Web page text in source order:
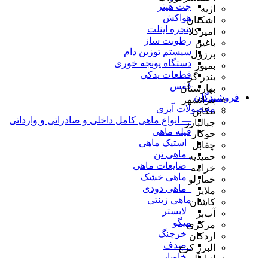
جت هیتر
هواکش
پنجره اینلت
رطوبت ساز
سیستم توزین دام
دستگاه یونجه خوری
قطعات یدکی
قفس
فروشندگان
محصولات آبزی
— انواع ماهی کامل داخلی و صادراتی و وارداتی
فیله ماهی
_استیک ماهی
_ماهی تن
_ضایعات ماهی
_ماهی خشک
_ماهی دودی
ماهی زینتی
_لابستر
میگو
_خرچنگ
_صدف
اژیه
اشکنان
امیرکلا
باغین
برزول
بمپور
بندر گز
بهارستان
پیرانشهر
تنکابن
جبالبارز
جوکار
چقابل
حمیدیه
خرامه
خمارلو
ملایر
کاشان
آب‌بر
مرکزی
اردکان
البرز کرج